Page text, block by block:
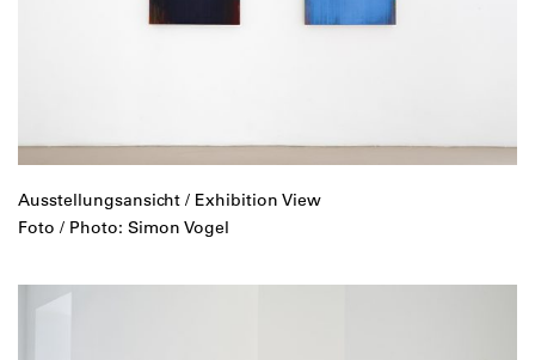
Ausstellungsansicht / Exhibition View
Foto / Photo: Simon Vogel